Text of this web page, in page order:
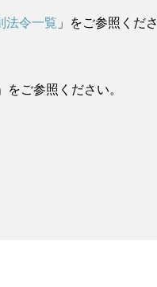
法令一覧 」をご参照くださ
」をご参照ください。